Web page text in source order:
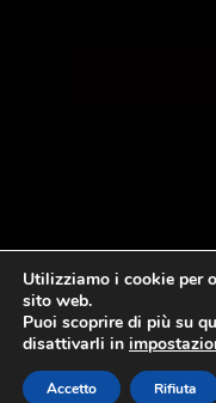
Utilizziamo i cookie per
sito web.
Puoi scoprire di più su
disattivarli in
Accetto Rifiuta